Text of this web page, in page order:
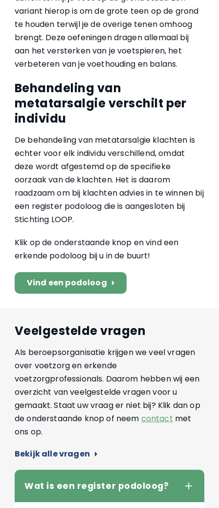
variant hierop is om de grote teen op de grond
te houden terwijl je de overige tenen omhoog
brengt. Deze oefeningen dragen allemaal bij
aan het versterken van je voetspieren, het
verbeteren van je voethouding en balans.
Behandeling van
metatarsalgie verschilt per
individu
De behandeling van metatarsalgie klachten is
echter voor elk individu verschillend, omdat
deze wordt afgestemd op de specifieke
oorzaak van de klachten. Het is daarom
raadzaam om bij klachten advies in te winnen bij
een register podoloog die is aangesloten bij
Stichting LOOP.
Klik op de onderstaande knop en vind een
erkende podoloog bij u in de buurt!
Vind een podoloog arrow_right
Veelgestelde vragen
Als beroepsorganisatie krijgen we veel vragen
over voetzorg en erkende
voetzorgprofessionals. Daarom hebben wij een
overzicht van veelgestelde vragen voor u
gemaakt. Staat uw vraag er niet bij? Klik dan op
de onderstaande knop of neem contact met
ons op.
Bekijk alle vragen arrow_right
Wat is een register podoloog?